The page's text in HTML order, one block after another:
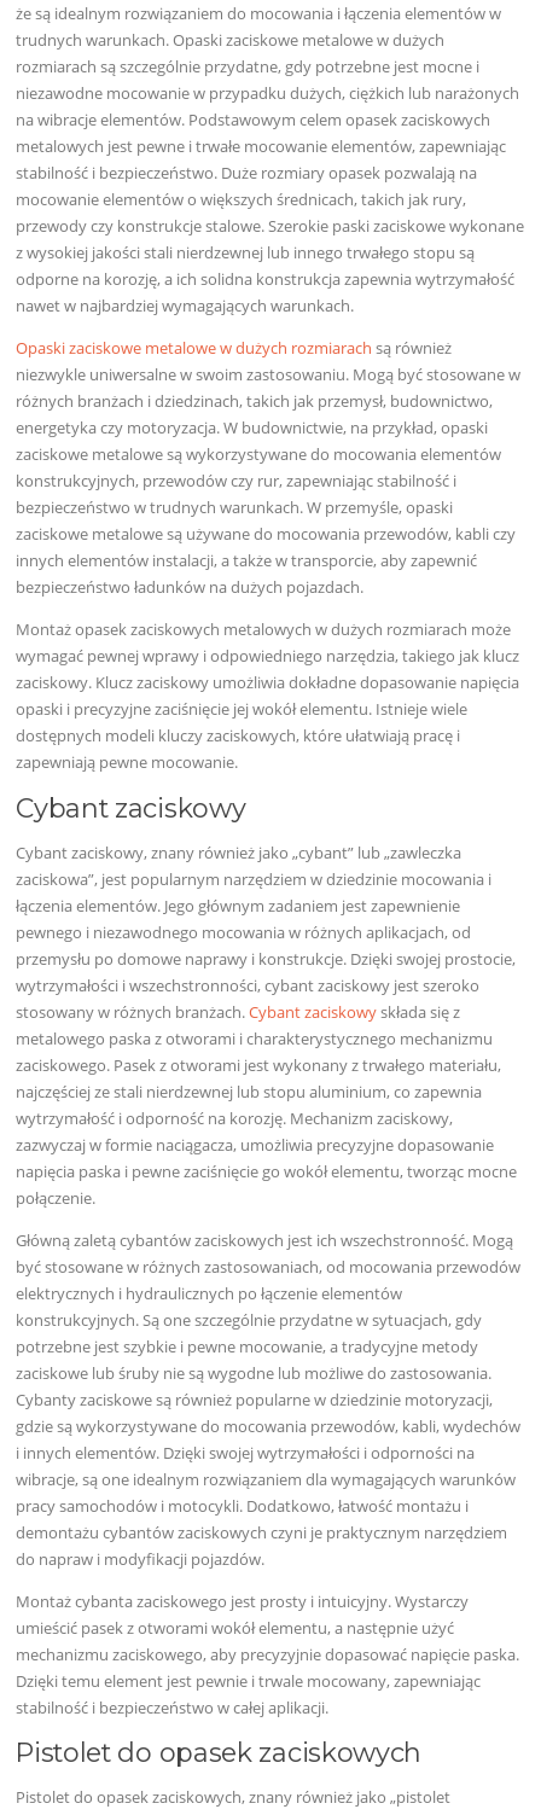
że są idealnym rozwiązaniem do mocowania i łączenia elementów w
trudnych warunkach. Opaski zaciskowe metalowe w dużych
rozmiarach są szczególnie przydatne, gdy potrzebne jest mocne i
niezawodne mocowanie w przypadku dużych, ciężkich lub narażonych
na wibracje elementów. Podstawowym celem opasek zaciskowych
metalowych jest pewne i trwałe mocowanie elementów, zapewniając
stabilność i bezpieczeństwo. Duże rozmiary opasek pozwalają na
mocowanie elementów o większych średnicach, takich jak rury,
przewody czy konstrukcje stalowe. Szerokie paski zaciskowe wykonane
z wysokiej jakości stali nierdzewnej lub innego trwałego stopu są
odporne na korozję, a ich solidna konstrukcja zapewnia wytrzymałość
nawet w najbardziej wymagających warunkach.
Opaski zaciskowe metalowe w dużych rozmiarach są również
niezwykle uniwersalne w swoim zastosowaniu. Mogą być stosowane w
różnych branżach i dziedzinach, takich jak przemysł, budownictwo,
energetyka czy motoryzacja. W budownictwie, na przykład, opaski
zaciskowe metalowe są wykorzystywane do mocowania elementów
konstrukcyjnych, przewodów czy rur, zapewniając stabilność i
bezpieczeństwo w trudnych warunkach. W przemyśle, opaski
zaciskowe metalowe są używane do mocowania przewodów, kabli czy
innych elementów instalacji, a także w transporcie, aby zapewnić
bezpieczeństwo ładunków na dużych pojazdach.
Montaż opasek zaciskowych metalowych w dużych rozmiarach może
wymagać pewnej wprawy i odpowiedniego narzędzia, takiego jak klucz
zaciskowy. Klucz zaciskowy umożliwia dokładne dopasowanie napięcia
opaski i precyzyjne zaciśnięcie jej wokół elementu. Istnieje wiele
dostępnych modeli kluczy zaciskowych, które ułatwiają pracę i
zapewniają pewne mocowanie.
Cybant zaciskowy
Cybant zaciskowy, znany również jako „cybant” lub „zawleczka
zaciskowa”, jest popularnym narzędziem w dziedzinie mocowania i
łączenia elementów. Jego głównym zadaniem jest zapewnienie
pewnego i niezawodnego mocowania w różnych aplikacjach, od
przemysłu po domowe naprawy i konstrukcje. Dzięki swojej prostocie,
wytrzymałości i wszechstronności, cybant zaciskowy jest szeroko
stosowany w różnych branżach.Cybant zaciskowyskłada się z
metalowego paska z otworami i charakterystycznego mechanizmu
zaciskowego. Pasek z otworami jest wykonany z trwałego materiału,
najczęściej ze stali nierdzewnej lub stopu aluminium, co zapewnia
wytrzymałość i odporność na korozję. Mechanizm zaciskowy,
zazwyczaj w formie naciągacza, umożliwia precyzyjne dopasowanie
napięcia paska i pewne zaciśnięcie go wokół elementu, tworząc mocne
połączenie.
Główną zaletą cybantów zaciskowych jest ich wszechstronność. Mogą
być stosowane w różnych zastosowaniach, od mocowania przewodów
elektrycznych i hydraulicznych po łączenie elementów
konstrukcyjnych. Są one szczególnie przydatne w sytuacjach, gdy
potrzebne jest szybkie i pewne mocowanie, a tradycyjne metody
zaciskowe lub śruby nie są wygodne lub możliwe do zastosowania.
Cybanty zaciskowe są również popularne w dziedzinie motoryzacji,
gdzie są wykorzystywane do mocowania przewodów, kabli, wydechów
i innych elementów. Dzięki swojej wytrzymałości i odporności na
wibracje, są one idealnym rozwiązaniem dla wymagających warunków
pracy samochodów i motocykli. Dodatkowo, łatwość montażu i
demontażu cybantów zaciskowych czyni je praktycznym narzędziem
do napraw i modyfikacji pojazdów.
Montaż cybanta zaciskowego jest prosty i intuicyjny. Wystarczy
umieścić pasek z otworami wokół elementu, a następnie użyć
mechanizmu zaciskowego, aby precyzyjnie dopasować napięcie paska.
Dzięki temu element jest pewnie i trwale mocowany, zapewniając
stabilność i bezpieczeństwo w całej aplikacji.
Pistolet do opasek zaciskowych
Pistolet do opasek zaciskowych, znany również jako „pistolet